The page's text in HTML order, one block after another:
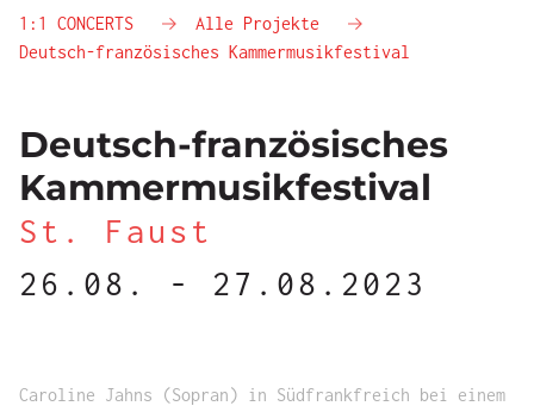
1:1 CONCERTS
Alle Projekte
Deutsch-französisches Kammermusikfestival
Deutsch-französisches
Kammermusikfestival
St. Faust
26.08. - 27.08.2023
Caroline Jahns (Sopran) in Südfrankfreich bei einem